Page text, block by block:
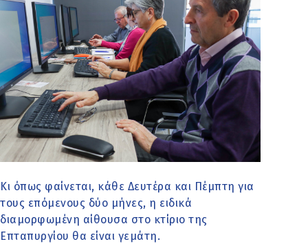
Κι όπως φαίνεται, κάθε Δευτέρα και Πέμπτη για
τους επόμενους δύο μήνες, η ειδικά
διαμορφωμένη αίθουσα στο κτίριο της
Επταπυργίου θα είναι γεμάτη.